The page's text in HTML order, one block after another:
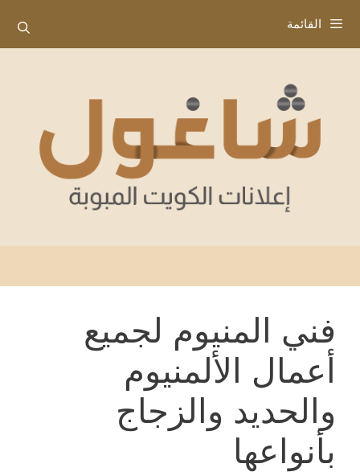
إلى
المحتوى
القائمة
فني المنيوم لجميع
أعمال الألمنيوم
والحديد والزجاج
بأنواعها